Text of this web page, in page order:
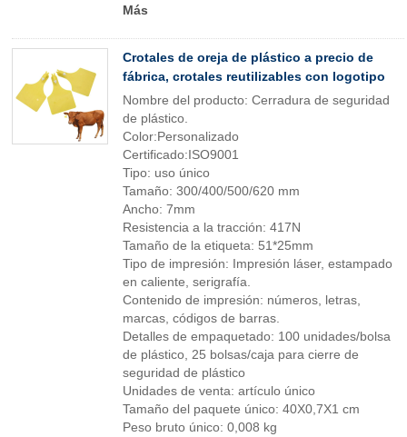
Más
Crotales de oreja de plástico a precio de
fábrica, crotales reutilizables con logotipo
Nombre del producto: Cerradura de seguridad
de plástico.
Color:Personalizado
Certificado:ISO9001
Tipo: uso único
Tamaño: 300/400/500/620 mm
Ancho: 7mm
Resistencia a la tracción: 417N
Tamaño de la etiqueta: 51*25mm
Tipo de impresión: Impresión láser, estampado
en caliente, serigrafía.
Contenido de impresión: números, letras,
marcas, códigos de barras.
Detalles de empaquetado: 100 unidades/bolsa
de plástico, 25 bolsas/caja para cierre de
seguridad de plástico
Unidades de venta: artículo único
Tamaño del paquete único: 40X0,7X1 cm
Peso bruto único: 0,008 kg